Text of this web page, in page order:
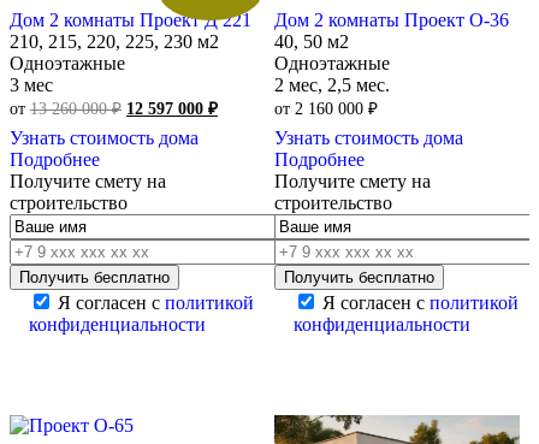
Дом 2 комнаты Проект Д 221
210, 215, 220, 225, 230 м2
Одноэтажные
3 мес
от 13 260 000₽ Первоначальная
составляла
260
000 ₽.
12 597 000 ₽Текущая
Узнать стоимость дома
Подробнее
Получите смету на
строительство
Я согласен с политикой
конфиденциальности
Дом 2 комнаты Проект О-36
40, 50 м2
Одноэтажные
2 мес, 2,5 мес.
от 2 160 000₽
Узнать стоимость дома
Подробнее
Получите смету на
строительство
Я согласен сполитикой
конфиденциальности